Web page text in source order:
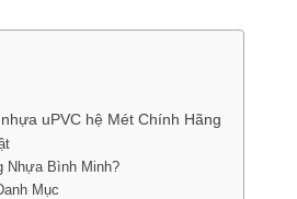
uPVC hệ Mét Chính Hãng
Nhựa Bình Minh?
Mục